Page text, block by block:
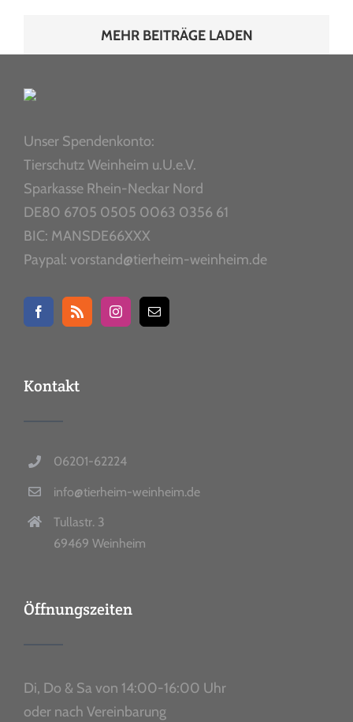
MEHR BEITRÄGE LADEN
Unser Spendenkonto:
Tierschutz Weinheim u.U.e.V.
Sparkasse Rhein-Neckar Nord
DE80 6705 0505 0063 0356 61
BIC: MANSDE66XXX
Paypal: vorstand@tierheim-weinheim.de
Kontakt
06201-62224
info@tierheim-weinheim.de
Tullastr. 3
69469 Weinheim
Öffnungszeiten
Di, Do & Sa von 14:00-16:00 Uhr
oder nach Vereinbarung